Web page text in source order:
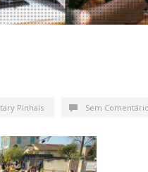
Pinhais Sem